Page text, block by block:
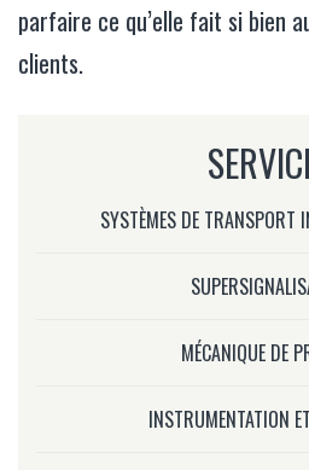
parfaire ce qu’elle fait si bien
clients.
SYSTÈMES DE TRANSPORT
MÉCANIQUE DE
INSTRUMENTATION